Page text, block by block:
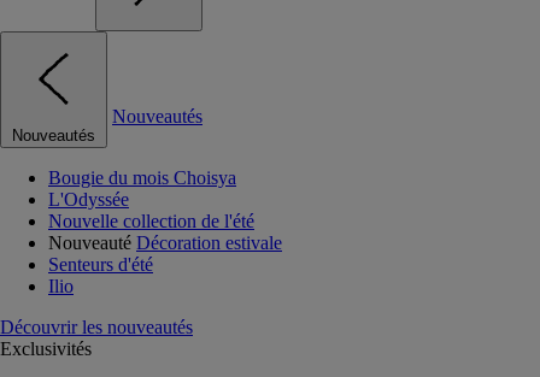
Nouveautés
Nouveautés
Bougie du mois Choisya
L'Odyssée
Nouvelle collection de l'été
Nouveauté Décoration estivale
Senteurs d'été
Ilio
Découvrir les nouveautés
Exclusivités